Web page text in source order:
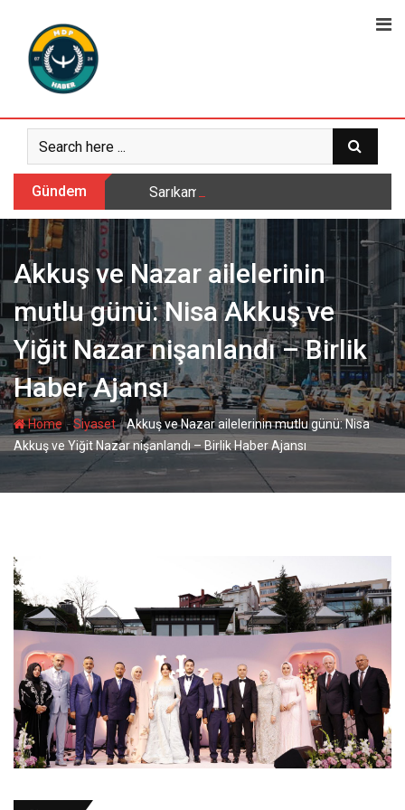
content
Gündem Sarıkamış’ta hanımlara yönelik
Akkuş ve Nazar ailelerinin
mutlu günü: Nisa Akkuş ve
Yiğit Nazar nişanlandı – Birlik
Haber Ajansı
Home-Siyaset-Akkuş ve Nazar ailelerinin mutlu günü: Nisa
Akkuş ve Yiğit Nazar nişanlandı – Birlik Haber Ajansı